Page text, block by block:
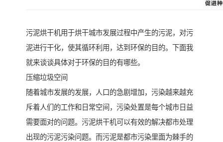
污泥烘干机用于烘干城市发展过程中产生的污泥，对污
泥进行干化，使其循环利用，达到环保的目的。下面我
就来谈谈具体对于环保的目的有哪些。
压缩垃圾空间
随着城市发展的发展，人口的急剧增加，污染越来越充
斥着人们的工作和日常空间，污染处置是每个城市日益
需要面对的问题。污泥烘干机可以有效的解决都市处理
出现的污泥污染问题。而污泥是都市污染里面为棘手的